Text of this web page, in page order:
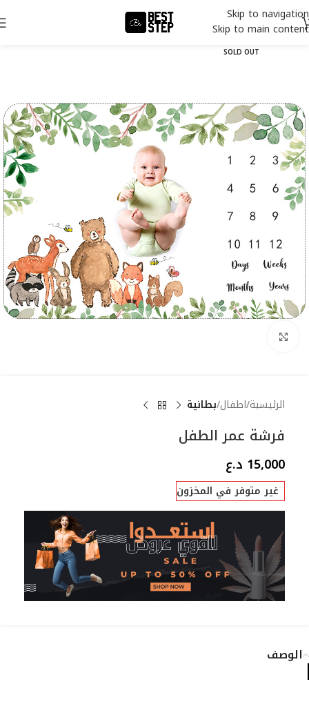
Skip to navigation
Skip to main content
SOLD OUT
الرئيسية اطفال بطانية
فرشة عمر الطفل
15,000 د.ع
غير متوفر في المخزون
الوصف